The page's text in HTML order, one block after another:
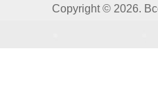
Copyright © 2026.